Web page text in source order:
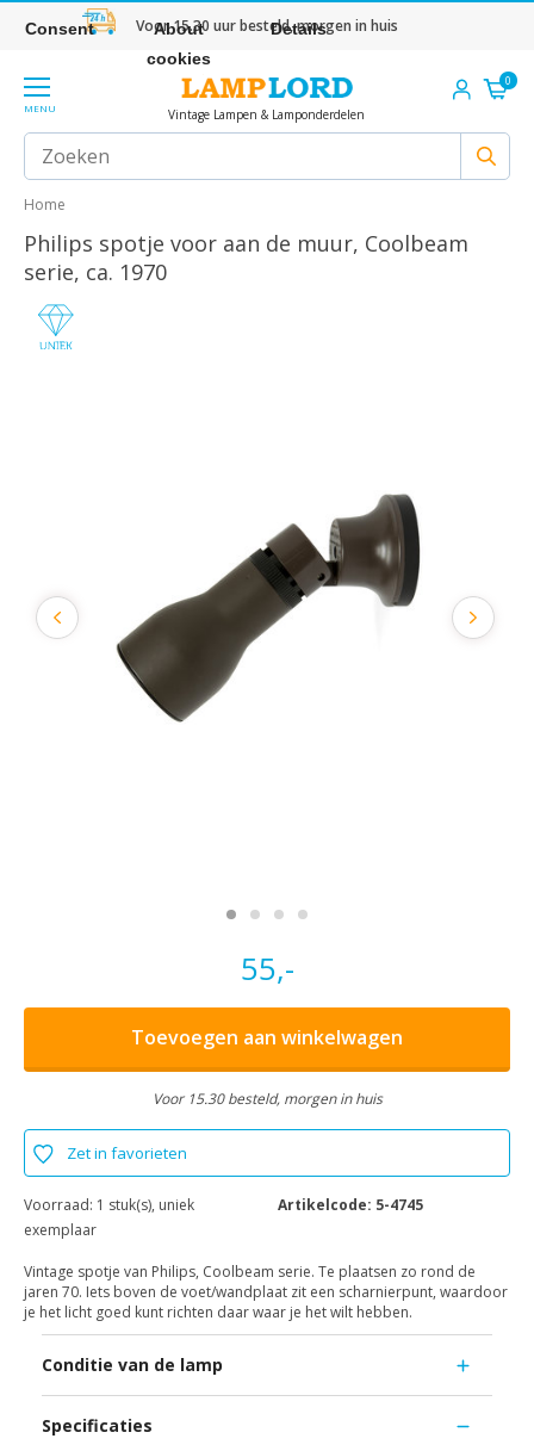
Voor 15.30 uur besteld, morgen in huis
MENU Vintage Lampen & Lamponderdelen
0
Home
Philips spotje voor aan de muur, Coolbeam
serie, ca. 1970
55,-
Toevoegen aan winkelwagen
Voor 15.30 besteld, morgen in huis
Zet in favorieten
Voorraad: 1 stuk(s), uniek
exemplaar
Artikelcode: 5-4745
Vintage spotje van Philips, Coolbeam serie. Te plaatsen zo rond de
jaren 70. Iets boven de voet/wandplaat zit een scharnierpunt, waardoor
je het licht goed kunt richten daar waar je het wilt hebben.
Conditie van de lamp
Specificaties
Consent
About
cookies
Details